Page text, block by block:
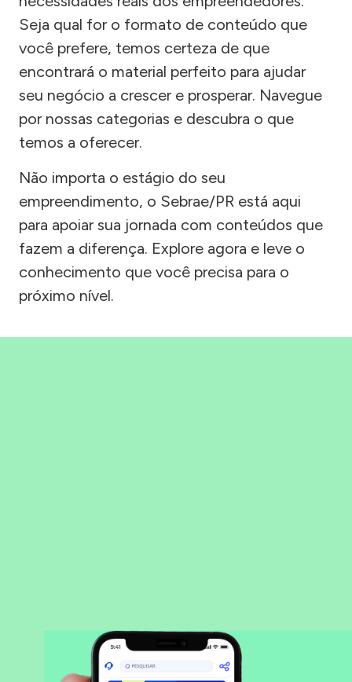
Seja qual for o formato de conteúdo que
você prefere, temos certeza de que
encontrará o material perfeito para ajudar
seu negócio a crescer e prosperar. Navegue
por nossas categorias e descubra o que
temos a oferecer.
Não importa o estágio do seu
empreendimento, o Sebrae/PR está aqui
para apoiar sua jornada com conteúdos que
fazem a diferença. Explore agora e leve o
conhecimento que você precisa para o
próximo nível.